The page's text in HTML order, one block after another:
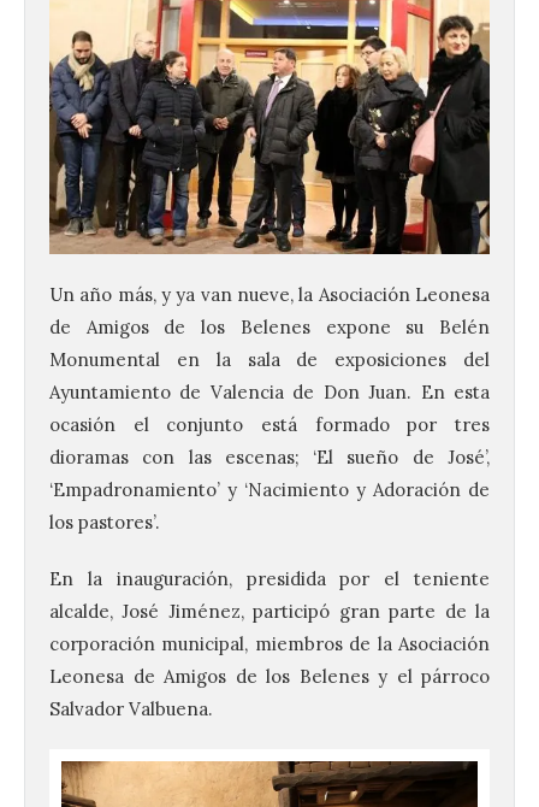
Un año más, y ya van nueve, la Asociación Leonesa
de Amigos de los Belenes expone su Belén
Monumental en la sala de exposiciones del
Ayuntamiento de Valencia de Don Juan. En esta
ocasión el conjunto está formado por tres
dioramas con las escenas; ‘El sueño de José’,
‘Empadronamiento’ y ‘Nacimiento y Adoración de
los pastores’.
En la inauguración, presidida por el teniente
alcalde, José Jiménez, participó gran parte de la
corporación municipal, miembros de la Asociación
Leonesa de Amigos de los Belenes y el párroco
Salvador Valbuena.